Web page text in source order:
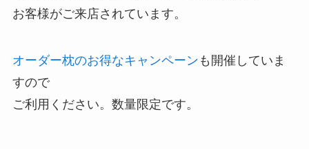
お客様がご来店されています。
オーダー枕のお得なキャンペーン も開催していま
すので
ご利用ください。数量限定です。